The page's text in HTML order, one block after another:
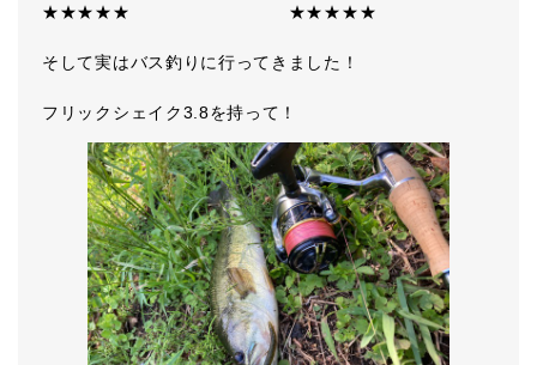
★★★★★ ★★★★★
そして実はバス釣りに行ってきました！
フリックシェイク3.8を持って！